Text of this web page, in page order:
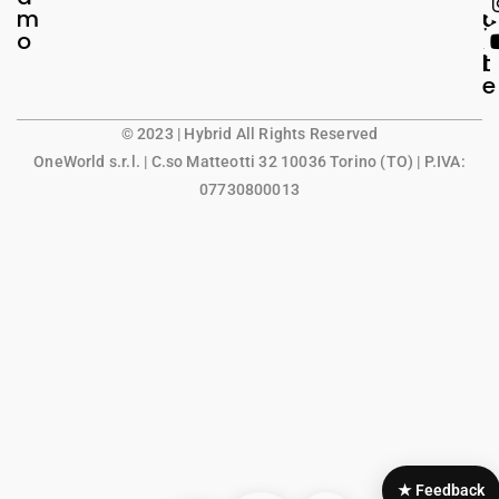
m
o
g
a
l
e
u
n
t
© 2023 | Hybrid All Rights Reserved
OneWorld s.r.l. | C.so Matteotti 32 10036 Torino (TO) | P.IVA:
07730800013
★ Feedback